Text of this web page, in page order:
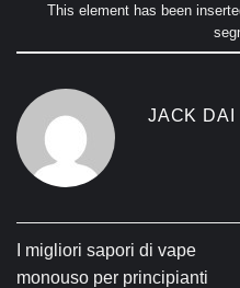
This element has been
JACK DAI
I migliori sapori di vape
monouso per principianti